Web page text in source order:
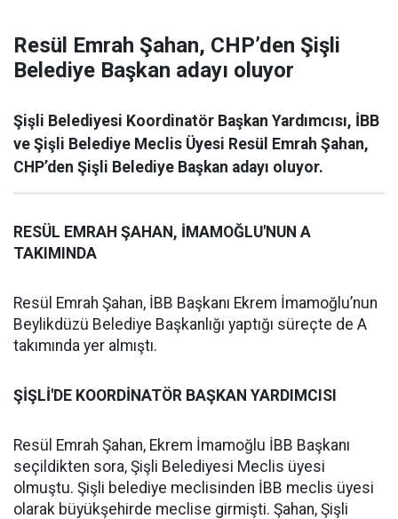
Resül Emrah Şahan, CHP’den Şişli
Belediye Başkan adayı oluyor
Şişli Belediyesi Koordinatör Başkan Yardımcısı, İBB
ve Şişli Belediye Meclis Üyesi Resül Emrah Şahan,
CHP’den Şişli Belediye Başkan adayı oluyor.
RESÜL EMRAH ŞAHAN, İMAMOĞLU'NUN A
TAKIMINDA
Resül Emrah Şahan, İBB Başkanı Ekrem İmamoğlu’nun
Beylikdüzü Belediye Başkanlığı yaptığı süreçte de A
takımında yer almıştı.
ŞİŞLİ'DE KOORDİNATÖR BAŞKAN YARDIMCISI
Resül Emrah Şahan, Ekrem İmamoğlu İBB Başkanı
seçildikten sora, Şişli Belediyesi Meclis üyesi
olmuştu. Şişli belediye meclisinden İBB meclis üyesi
olarak büyükşehirde meclise girmişti. Şahan, Şişli